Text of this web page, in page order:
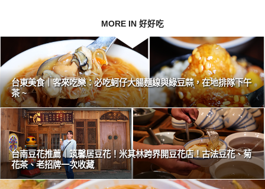
MORE IN 好好吃
台東美食｜客來吃樂：必吃蚵仔大腸麵線與綠豆蒜，在地排隊下午
茶 ~
台南豆花推薦｜筑馨居豆花！米其林跨界開豆花店！古法豆花、菊
花茶、老招牌一次收藏